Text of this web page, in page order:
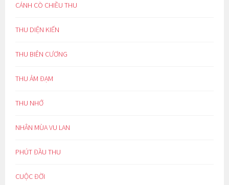
CÁNH CÒ CHIỀU THU
THU DIỆN KIẾN
THU BIÊN CƯƠNG
THU ẢM ĐẠM
THU NHỚ
NHÂN MÙA VU LAN
PHÚT ĐẦU THU
CUỘC ĐỜI